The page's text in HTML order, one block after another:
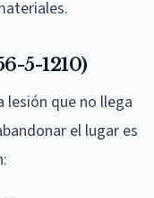
5-1210)
lesión que no llega
el lugar es